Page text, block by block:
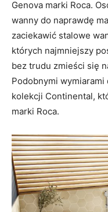
Genova marki Roca.
wanny do naprawdę
zaciekawić stalowe
których najmniejszy
bez trudu zmieści się
Podobnymi
kolekcji Continental,
marki Roca.